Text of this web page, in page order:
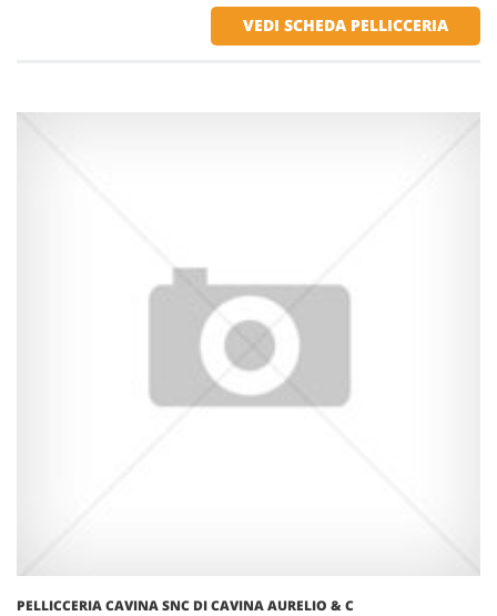
VEDI SCHEDA PELLICCERIA
PELLICCERIA CAVINA SNC DI CAVINA AURELIO & C